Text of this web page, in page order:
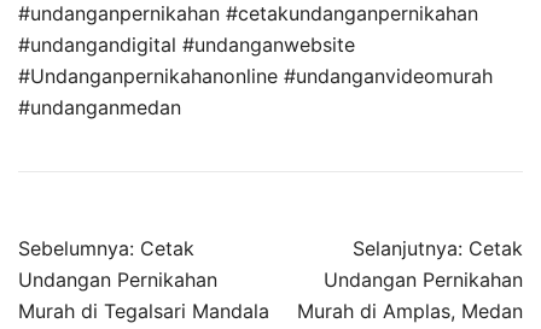
#undanganpernikahan #cetakundanganpernikahan
#undangandigital #undanganwebsite
#Undanganpernikahanonline #undanganvideomurah
#undanganmedan
Sebelumnya: Cetak
Undangan Pernikahan
Murah di Tegalsari Mandala
Selanjutnya: Cetak
Undangan Pernikahan
Murah di Amplas, Medan